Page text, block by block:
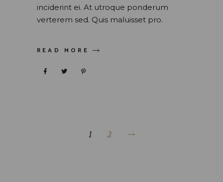
inciderint ei. At utroque ponderum
verterem sed. Quis maluisset pro.
READ MORE
1 2